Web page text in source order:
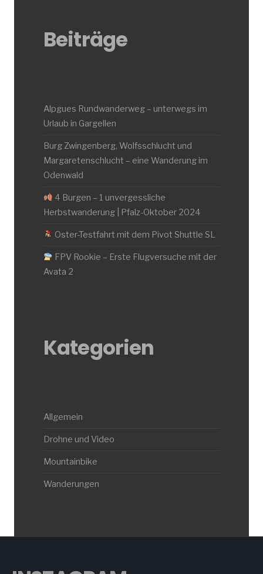
Beiträge
Alpgues Rundwanderweg – unterwegs im
Urlaub in Gargellen
Burg Zwingenberg, Wolfsschlucht und
Margaretenschlucht – eine Wanderung im
Odenwald
4 Burgen – 1 unvergessliche
Herbstwanderung | Pfalz-Oktober 2024
Oster-Testfahrt mit dem Pivot Shuttle SL
FPV Rookie – Erste Flugversuche mit der
Avata 2
Kategorien
Allgemein
Drohne und Video
Mountainbike
Wanderungen